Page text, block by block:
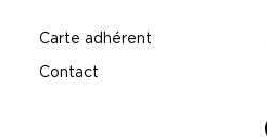
Carte adhérent
Contact